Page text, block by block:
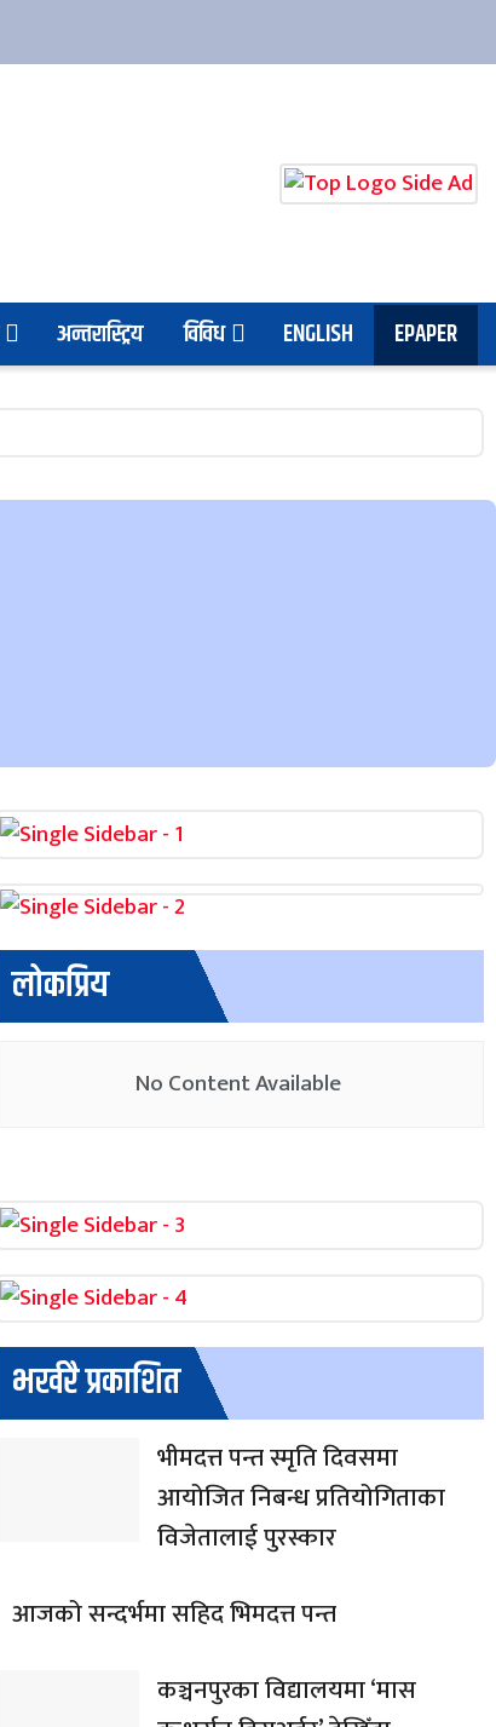
अन्तरास्ट्रिय विविध ENGLISH EPAPER
लोकप्रिय
No Content Available
भर्खरै प्रकाशित
भीमदत्त पन्त स्मृति दिवसमा
आयोजित निबन्ध प्रतियोगिताका
विजेतालाई पुरस्कार
आजको सन्दर्भमा सहिद भिमदत्त पन्त
कञ्चनपुरका विद्यालयमा ‘मास